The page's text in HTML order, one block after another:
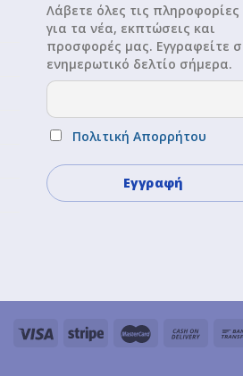
Λάβετε όλες τις πληροφορίες
για τα νέα, εκπτώσεις και
προσφορές μας. Εγγραφείτε
ενημερωτικό δελτίο σήμερα.
Πολιτική Απορρήτου